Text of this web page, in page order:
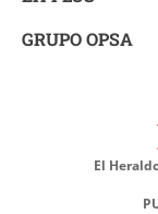
GRUPO OPSA
El